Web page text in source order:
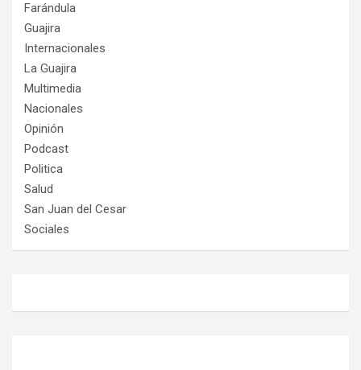
Farándula
Guajira
Internacionales
La Guajira
Multimedia
Nacionales
Opinión
Podcast
Politica
Salud
San Juan del Cesar
Sociales